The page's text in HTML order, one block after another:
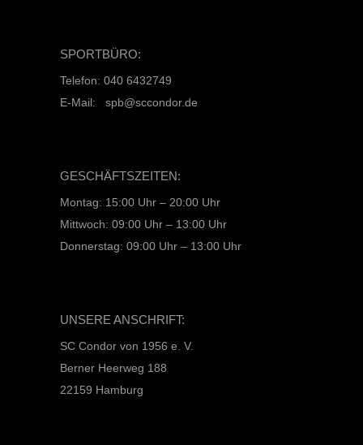
SPORTBÜRO:
Telefon: 040 6432749
E-Mail: spb@sccondor.de
GESCHÄFTSZEITEN:
Montag: 15:00 Uhr – 20:00 Uhr
Mittwoch: 09:00 Uhr – 13:00 Uhr
Donnerstag: 09:00 Uhr – 13:00 Uhr
UNSERE ANSCHRIFT:
SC Condor von 1956 e. V.
Berner Heerweg 188
22159 Hamburg